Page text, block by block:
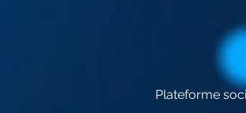
Plateforme